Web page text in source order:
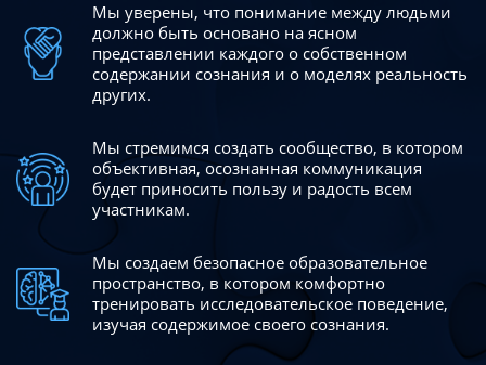
Мы уверены, что понимание между людьми
должно быть основано на ясном
представлении каждого о собственном
содержании сознания и о моделях реальность
других.
Мы стремимся создать сообщество, в котором
объективная, осознанная коммуникация
будет приносить пользу и радость всем
участникам.
Мы создаем безопасное образовательное
пространство, в котором комфортно
тренировать исследовательское поведение,
изучая содержимое своего сознания.